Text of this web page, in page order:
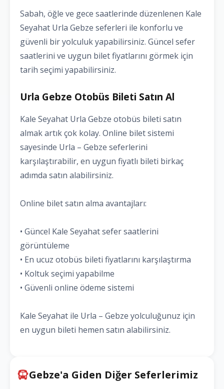
Sabah, öğle ve gece saatlerinde düzenlenen Kale
Seyahat Urla Gebze seferleri ile konforlu ve
güvenli bir yolculuk yapabilirsiniz. Güncel sefer
saatlerini ve uygun bilet fiyatlarını görmek için
tarih seçimi yapabilirsiniz.
Urla Gebze Otobüs Bileti Satın Al
Kale Seyahat Urla Gebze otobüs bileti satın
almak artık çok kolay. Online bilet sistemi
sayesinde Urla – Gebze seferlerini
karşılaştırabilir, en uygun fiyatlı bileti birkaç
adımda satın alabilirsiniz.
Online bilet satın alma avantajları:
• Güncel Kale Seyahat sefer saatlerini
görüntüleme
• En ucuz otobüs bileti fiyatlarını karşılaştırma
• Koltuk seçimi yapabilme
• Güvenli online ödeme sistemi
Kale Seyahat ile Urla – Gebze yolculuğunuz için
en uygun bileti hemen satın alabilirsiniz.
Gebze'a Giden Diğer Seferlerimiz